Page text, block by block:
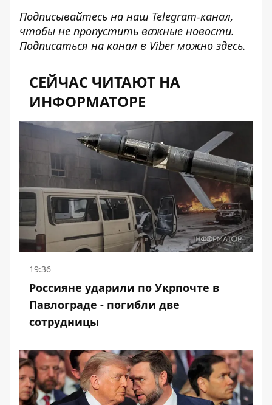
Подписывайтесь на наш Telegram-канал,
чтобы не пропустить важные новости.
Подписаться на канал в Viber можно здесь.
СЕЙЧАС ЧИТАЮТ НА
ИНФОРМАТОРЕ
19:36
Россияне ударили по Укрпочте в
Павлограде - погибли две
сотрудницы